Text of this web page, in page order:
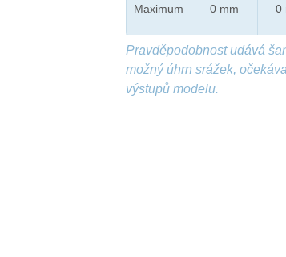
Maximum 0 mm 0
Pravděpodobnost udává
možný úhrn srážek,
výstupů modelu.